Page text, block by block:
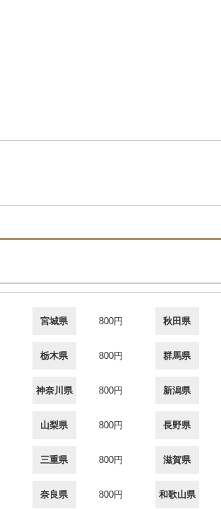
宮城県 800円 秋田県
栃木県 800円 群馬県
神奈川県 800円 新潟県
山梨県 800円 長野県
三重県 800円 滋賀県
奈良県 800円 和歌山県